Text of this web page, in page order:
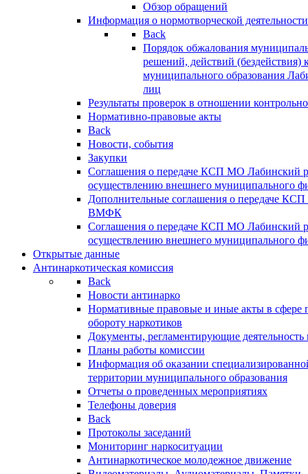
Обзор обращений
Информация о нормотворческой деятельности
Back
Порядок обжалования
решений, действий (бездействия)
муниципального образования
лиц
Результаты проверок в отношении
Нормативно-правовые акты
Back
Новости, события
Закупки
Соглашения о передаче КСП МО Лабинский
осуществлению внешнего муниципального
Дополнительные соглашения о передаче
ВМФК
Соглашения о передаче КСП МО Лабинский
осуществлению внешнего муниципального
Открытые данные
Антинаркотическая комиссия
Back
Новости антинарко
Нормативные правовые и иные акты в сфере
обороту наркотиков
Документы, регламентирующие деятельность
Планы работы комиссии
Информация об оказании
территории муниципального образования
Отчеты о проведенных мероприятиях
Телефоны доверия
Back
Протоколы заседаний
Мониторинг наркоситуации
Антинаркотическое молодежное движение